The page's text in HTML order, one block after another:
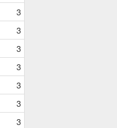
3
3
3
3
3
3
3